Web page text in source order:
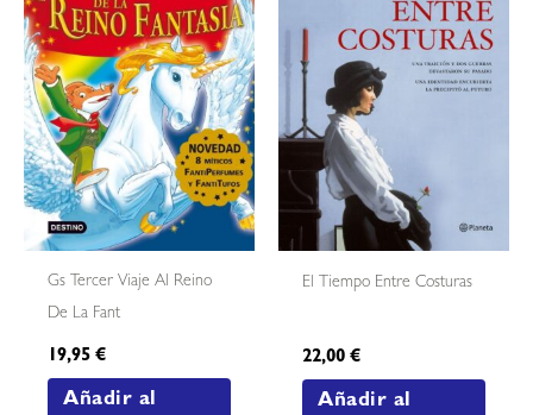
Gs Tercer Viaje Al Reino
De La Fant
19,95€
Añadir al
El Tiempo Entre Costuras
22,00€
Añadir al